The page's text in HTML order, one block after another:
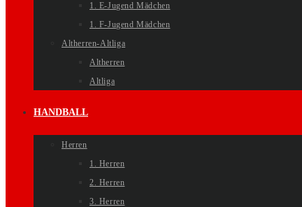
1. E-Jugend Mädchen
1. F-Jugend Mädchen
Altherren-Altliga
Altherren
Altliga
HANDBALL
Herren
1. Herren
2. Herren
3. Herren